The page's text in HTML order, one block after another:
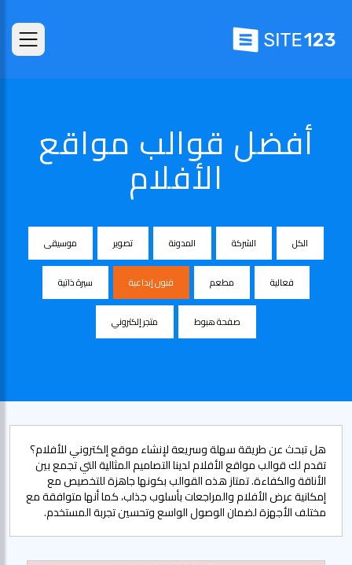
أفضل قوالب مواقع
الأفلام
الكل الشركة المدونة تصوير موسيقى
فعالية مطعم فنون إبداعية سيرة ذاتية
صفحة هبوط متجر إلكتروني
هل تبحث عن طريقة سهلة وسريعة لإنشاء موقع إلكتروني للأفلام؟
تقدم لك قوالب مواقع الأفلام لدينا التصاميم المثالية التي تجمع بين
الأناقة والكفاءة. تمتاز هذه القوالب بكونها جاهزة للتخصيص مع
إمكانية عرض الأفلام والمراجعات بأسلوب جذاب، كما أنها متوافقة مع
مختلف الأجهزة لضمان الوصول الواسع وتحسين تجربة المستخدم.